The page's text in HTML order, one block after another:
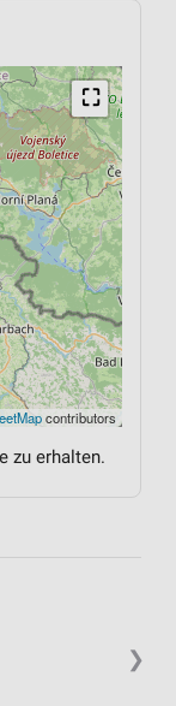
⛶
contributors
zu erhalten.
❯